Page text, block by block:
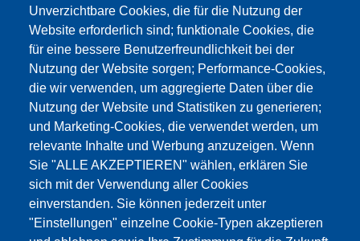
Unverzichtbare Cookies, die für die Nutzung der
Website erforderlich sind; funktionale Cookies, die
für eine bessere Benutzerfreundlichkeit bei der
Nutzung der Website sorgen; Performance-Cookies,
die wir verwenden, um aggregierte Daten über die
Nutzung der Website und Statistiken zu generieren;
und Marketing-Cookies, die verwendet werden, um
relevante Inhalte und Werbung anzuzeigen. Wenn
Sie "ALLE AKZEPTIEREN" wählen, erklären Sie
sich mit der Verwendung aller Cookies
einverstanden. Sie können jederzeit unter
"Einstellungen" einzelne Cookie-Typen akzeptieren
Dokumente
Nationale Tagung: „50 Jahre
Mitbestimmungsgremien zwischen
Reform und Gegenreform“
Landesgesetz 20/1995
MItbestimmungsgremien
Bozza- Riforma Organi collegiali